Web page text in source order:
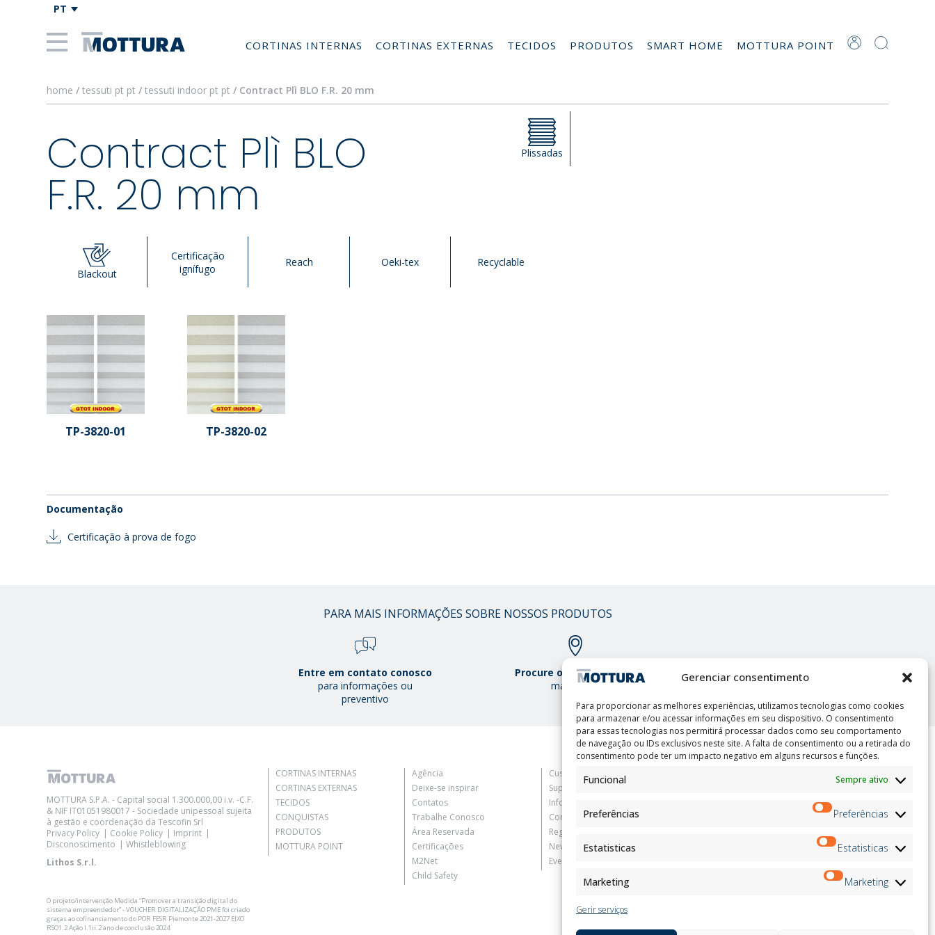
Gerenciar consentimento
Para proporcionar as melhores experiências, utilizamos tecnologias como cookies
para armazenar e/ou acessar informações em seu dispositivo. O consentimento
para essas tecnologias nos permitirá processar dados como seu comportamento
de navegação ou IDs exclusivos neste site. A falta de consentimento ou a retirada do
consentimento pode ter um impacto negativo em alguns recursos e funções.
Funcional Sempre ativo
Preferências Preferências
Estatisticas Estatisticas
Marketing Marketing
Gerir serviços
PT
CORTINAS INTERNAS CORTINAS EXTERNAS TECIDOS PRODUTOS SMART HOME MOTTURA POINT
home /tessuti pt pt /tessuti indoor pt pt / Contract Plì BLO F.R. 20 mm
Contract Plì BLO
F.R. 20 mm
Plissadas
Blackout
Certificação
ignífugo
Reach Oeki-tex Recyclable
TP-3820-01 TP-3820-02
Documentação
Certificação à prova de fogo
PARA MAIS INFORMAÇÕES SOBRE NOSSOS PRODUTOS
Entre em contato conosco
para informações ou
preventivo
Procure o Mottura Point
mais perto
MOTTURA S.P.A. - Capital social 1.300.000,00 i.v. -C.F.
& NIF IT01051980017 - Sociedade unipessoal sujeita
à gestão e coordenação da Tescofin Srl
Privacy Policy
Cookie Policy
Imprint
Disconoscimento
Whistleblowing
Lithos S.r.l.
O projeto/intervenção Medida “Promover a transição digital do
sistema empreendedor” - VOUCHER DIGITALIZAÇÃO PME foi criado
graças ao cofinanciamento do POR FESR Piemonte 2021-2027 EIXO
RSO1.2 Ação I.1ii.2 ano de conclusão 2024
CORTINAS INTERNAS
CORTINAS EXTERNAS
TECIDOS
CONQUISTAS
PRODUTOS
MOTTURA POINT
Agência
Deixe-se inspirar
Contatos
Trabalhe Conosco
Área Reservada
Certificações
M2Net
Child Safety
Customer Information
Supplier Information
Information for Candidates
Contact Information
Register Information
Newsletter Information
Events Information